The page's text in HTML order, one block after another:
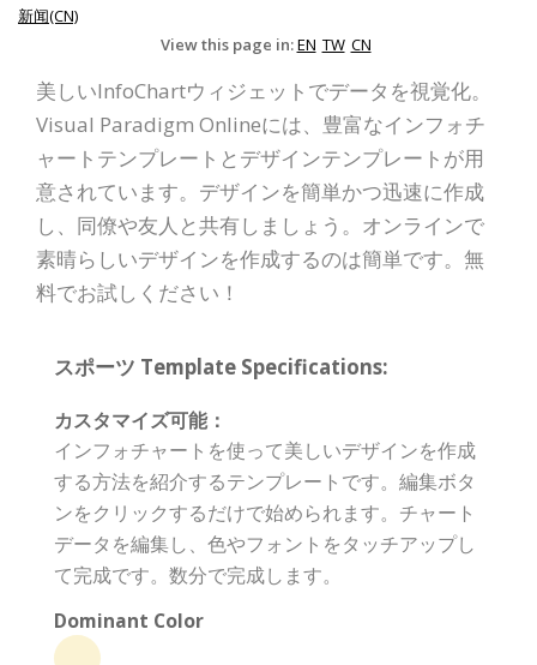
新闻(CN)
View this page in:EN TW CN
美しいInfoChartウィジェットでデータを視覚化。
Visual Paradigm Onlineには、豊富なインフォチ
ャートテンプレートとデザインテンプレートが用
意されています。デザインを簡単かつ迅速に作成
し、同僚や友人と共有しましょう。オンラインで
素晴らしいデザインを作成するのは簡単です。無
料でお試しください！
スポーツ Template Specifications:
カスタマイズ可能：
インフォチャートを使って美しいデザインを作成
する方法を紹介するテンプレートです。編集ボタ
ンをクリックするだけで始められます。チャート
データを編集し、色やフォントをタッチアップし
て完成です。数分で完成します。
Dominant Color